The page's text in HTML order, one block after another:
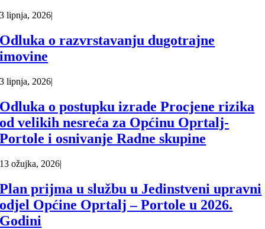
3 lipnja, 2026|
Odluka o razvrstavanju dugotrajne
imovine
3 lipnja, 2026|
Odluka o postupku izrade Procjene rizika
od velikih nesreća za Općinu Oprtalj-
Portole i osnivanje Radne skupine
13 ožujka, 2026|
Plan prijma u službu u Jedinstveni upravni
odjel Općine Oprtalj – Portole u 2026.
Godini